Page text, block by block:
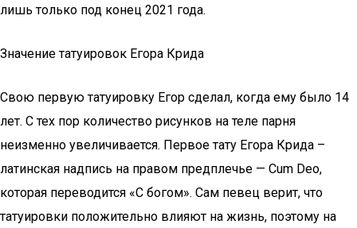
лишь только под конец 2021 года.
Значение татуировок Егора Крида
Свою первую татуировку Егор сделал, когда ему было 14
лет. С тех пор количество рисунков на теле парня
неизменно увеличивается. Первое тату Егора Крида –
латинская надпись на правом предплечье — Cum Deo,
которая переводится «С богом». Сам певец верит, что
татуировки положительно влияют на жизнь, поэтому на